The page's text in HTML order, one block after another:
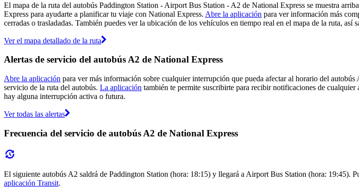
El mapa de la ruta del autobús Paddington Station - Airport Bus Station - A2 de National Express se muestra
Express para ayudarte a planificar tu viaje con National Express. Abre la aplicación para ver información más
cerradas o trasladadas. También puedes ver la ubicación de los vehículos en tiempo real en el mapa de la ruta, así
Ver el mapa detallado de la ruta
Alertas de servicio del autobús A2 de National Express
Abre la aplicación para ver más información sobre cualquier interrupción que pueda afectar al horario del
servicio de la ruta del autobús. La aplicación también te permite suscribirte para recibir notificaciones de
hay alguna interrupción activa o futura.
Ver todas las alertas
Frecuencia del servicio de autobús A2 de National Express
El siguiente autobús A2 saldrá de Paddington Station (hora: 18:15) y llegará a Airport Bus Station (hora: 19:45).
aplicación Transit.